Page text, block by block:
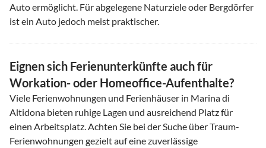
Auto ermöglicht. Für abgelegene Naturziele oder Bergdörfer
ist ein Auto jedoch meist praktischer.
Eignen sich Ferienunterkünfte auch für
Workation- oder Homeoffice-Aufenthalte?
Viele Ferienwohnungen und Ferienhäuser in Marina di
Altidona bieten ruhige Lagen und ausreichend Platz für
einen Arbeitsplatz. Achten Sie bei der Suche über Traum-
Ferienwohnungen gezielt auf eine zuverlässige